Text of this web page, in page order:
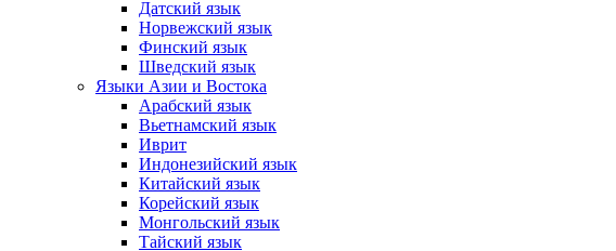
Датский язык
Норвежский язык
Финский язык
Шведский язык
Языки Азии и Востока
Арабский язык
Вьетнамский язык
Иврит
Индонезийский язык
Китайский язык
Корейский язык
Монгольский язык
Тайский язык